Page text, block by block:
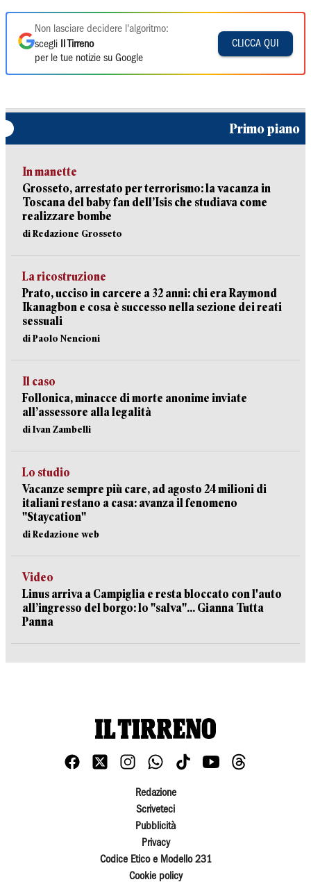
Non lasciare decidere l'algoritmo:
scegli
Il Tirreno
per le tue notizie su Google
CLICCA QUI
Primo piano
In manette
Grosseto, arrestato per terrorismo: la vacanza in
Toscana del baby fan dell’Isis che studiava come
realizzare bombe
di Redazione Grosseto
La ricostruzione
Prato, ucciso in carcere a 32 anni: chi era Raymond
Ikanagbon e cosa è successo nella sezione dei reati
sessuali
di Paolo Nencioni
Il caso
Follonica, minacce di morte anonime inviate
all’assessore alla legalità
di Ivan Zambelli
Lo studio
Vacanze sempre più care, ad agosto 24 milioni di
italiani restano a casa: avanza il fenomeno
"Staycation"
di Redazione web
Video
Linus arriva a Campiglia e resta bloccato con l'auto
all’ingresso del borgo: lo "salva"... Gianna Tutta
Panna
Redazione
Scriveteci
Pubblicità
Privacy
Codice Etico e Modello 231
Cookie policy